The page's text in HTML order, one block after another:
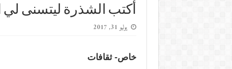
أكتب الشذرة ليتسنى
يوليو 31, 2017
خاص- ثقافات